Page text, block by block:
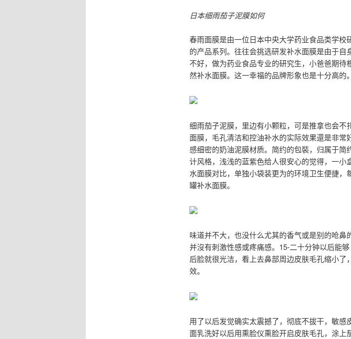
日本细雨茄子泥膜如何
春雨面膜是由一位日本中央大学药业食品类学
的产品系列。往往会挑选研发补水面膜是由于
不好，做为药业食品专业的研究生，小爸爸期
然补水面膜。这一幸福的品牌形象也是十分高的。
细雨茄子泥膜，里边有小颗粒，可是推拿也会
面膜，毛孔清洁和控油补水的实际效果還是非
感细密的奶油泥膜材质。简约的包裝，归属于
计风格，浅浅的蓝紫色给人很安心的觉得，一
水面膜对比，单独小袋装更为的环境卫生便捷
罐补水面膜。
味道并不大，也没什么尤其的香气或是别的呛
并沒有刺激性感或疼痛感。15-二十分钟以后能
后脸就很光洁，看上去鼻部周边皮肤毛孔缩小
效。
用了以后发觉确实太震撼了，彻底不拔干，敏
面乳洗好以后用熏脸仪熏脸开启皮肤毛孔，涂上